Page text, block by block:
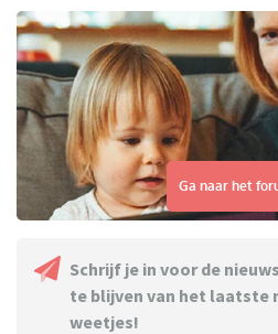
Ga naar het
Schrijf je in voor de
te blijven van het laatste
weetjes!